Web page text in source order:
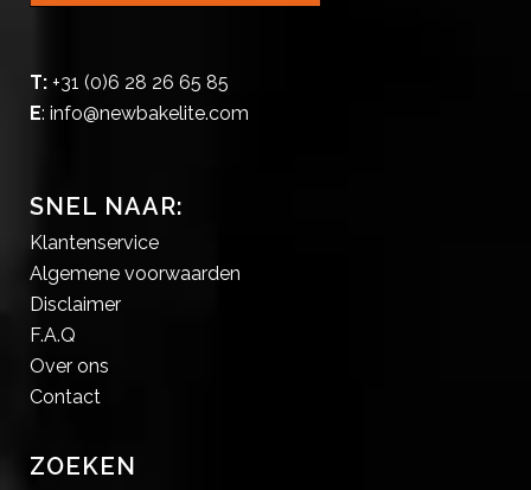
T: +31 (0)6 28 26 65 85
E: info@newbakelite.com
SNEL NAAR:
Klantenservice
Algemene voorwaarden
Disclaimer
F.A.Q
Over ons
Contact
ZOEKEN